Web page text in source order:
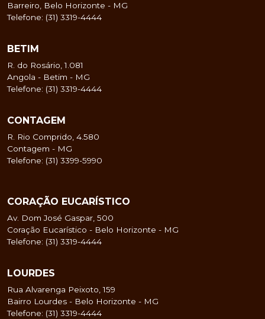
Barreiro, Belo Horizonte - MG
Telefone: (31) 3319-4444
BETIM
R. do Rosário, 1.081
Angola - Betim - MG
Telefone: (31) 3319-4444
CONTAGEM
R. Rio Comprido, 4.580
Contagem - MG
Telefone: (31) 3399-5990
CORAÇÃO EUCARÍSTICO
Av. Dom José Gaspar, 500
Coração Eucarístico - Belo Horizonte - MG
Telefone: (31) 3319-4444
LOURDES
Rua Alvarenga Peixoto, 159
Bairro Lourdes - Belo Horizonte - MG
Telefone: (31) 3319-4444